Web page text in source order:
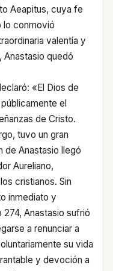
Aeapitus, cuya fe
lo conmovió
valentía y
Anastasio quedó
«El Dios de
el
de Cristo.
tuvo un gran
de Anastasio llegó
Aureliano,
cristianos. Sin
inmediato y
274, Anastasio sufrió
a renunciar a
su vida
y devoción a